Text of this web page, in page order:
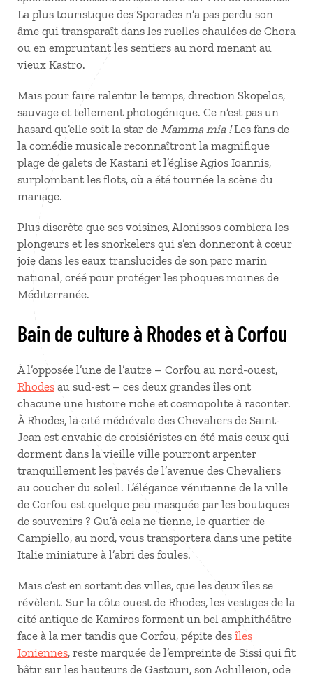
La plus touristique des Sporades n’a pas perdu son
âme qui transparaît dans les ruelles chaulées de Chora
ou en empruntant les sentiers au nord menant au
vieux Kastro.
Mais pour faire ralentir le temps, direction Skopelos,
sauvage et tellement photogénique. Ce n’est pas un
hasard qu’elle soit la star de Mamma mia !Les fans de
la comédie musicale reconnaîtront la magnifique
plage de galets de Kastani et l’église Agios Ioannis,
surplombant les flots, où a été tournée la scène du
mariage.
Plus discrète que ses voisines, Alonissos comblera les
plongeurs et les snorkelers qui s’en donneront à cœur
joie dans les eaux translucides de son parc marin
national, créé pour protéger les phoques moines de
Méditerranée.
Bain de culture à Rhodes et à Corfou
À l’opposée l’une de l’autre – Corfou au nord-ouest,
Rhodes au sud-est – ces deux grandes îles ont
chacune une histoire riche et cosmopolite à raconter.
À Rhodes, la cité médiévale des Chevaliers de Saint-
Jean est envahie de croisiéristes en été mais ceux qui
dorment dans la vieille ville pourront arpenter
tranquillement les pavés de l’avenue des Chevaliers
au coucher du soleil. L’élégance vénitienne de la ville
de Corfou est quelque peu masquée par les boutiques
de souvenirs ? Qu’à cela ne tienne, le quartier de
Campiello, au nord, vous transportera dans une petite
Italie miniature à l’abri des foules.
Mais c’est en sortant des villes, que les deux îles se
révèlent. Sur la côte ouest de Rhodes, les vestiges de la
cité antique de Kamiros forment un bel amphithéâtre
face à la mer tandis que Corfou, pépite des îles
Ioniennes, reste marquée de l’empreinte de Sissi qui fit
bâtir sur les hauteurs de Gastouri, son Achilleion, ode